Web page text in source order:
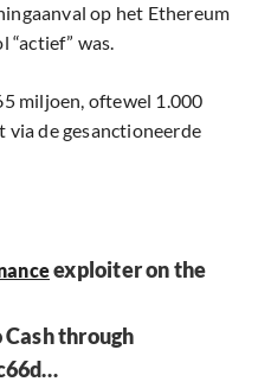
op het Ethereum
was.
miljoen, oftewel 1.000
via de gesanctioneerde
exploiter on the
through